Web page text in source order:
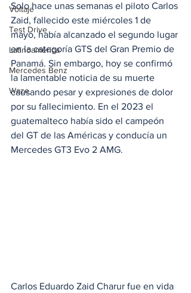
Voltaje
Test Drive
Latinoamérica
Mercedes Benz
Waze
Solo hace unas semanas el piloto Carlos
Zaid, fallecido este miércoles 1 de
mayo, había alcanzado el segundo lugar
en la categoría GTS del Gran Premio de
Panamá. Sin embargo, hoy se confirmó
la lamentable noticia de su muerte
causando pesar y expresiones de dolor
por su fallecimiento. En el 2023 el
guatemalteco había sido el campeón
del GT de las Américas y conducía un
Mercedes GT3 Evo 2 AMG.
Carlos Eduardo Zaid Charur fue en vida